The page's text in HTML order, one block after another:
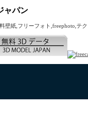
ャパン
紙,フリーフォト,freephoto,テ